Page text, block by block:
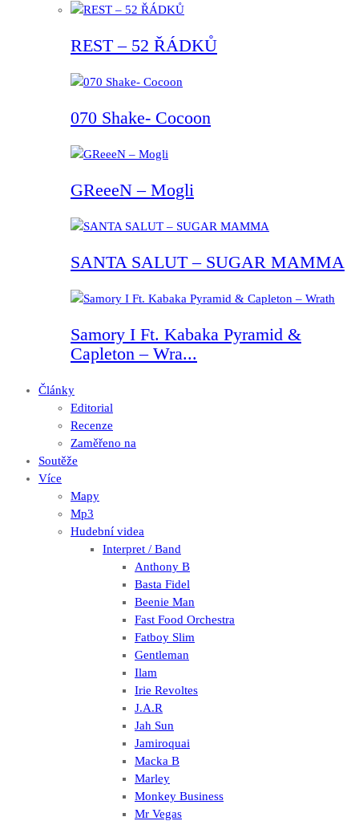
REST – 52 ŘÁDKŮ
070 Shake- Cocoon
GReeeN – Mogli
SANTA SALUT – SUGAR MAMMA
Samory I Ft. Kabaka Pyramid &
Capleton – Wra...
Články
Editorial
Recenze
Zaměřeno na
Soutěže
Více
Mapy
Mp3
Hudební videa
Interpret / Band
Anthony B
Basta Fidel
Beenie Man
Fast Food Orchestra
Fatboy Slim
Gentleman
Ilam
Irie Revoltes
J.A.R
Jah Sun
Jamiroquai
Macka B
Marley
Monkey Business
Mr Vegas